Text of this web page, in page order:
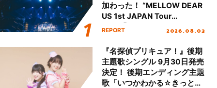
加わった！ “MELLOW DEAR
US 1st JAPAN Tour
Final「NICE to meet YOU
ート!!
REPORT 2026.08.03
『名探偵プリキュア！』後期
主題歌シングル 9月30日発売
決定！ 後期エンディング主題
歌「いつかわかる☆きっとあ